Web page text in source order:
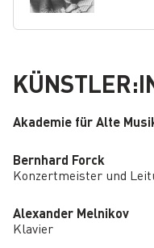
Akademie für Alte
Bernhard Forck
Konzertmeister und
Alexander Melnikov
Klavier